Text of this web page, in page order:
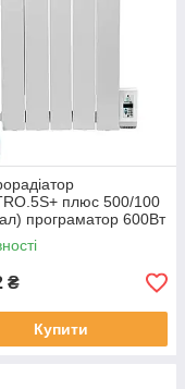
плюс 500/100
програматор 600Вт
кріпленнями
₴
Купити